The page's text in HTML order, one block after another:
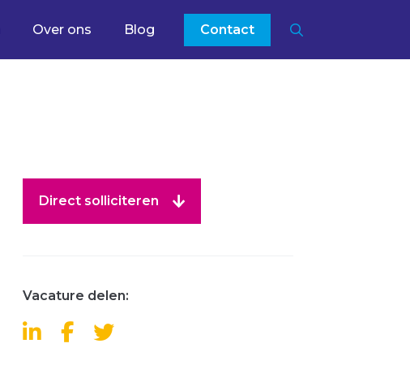
Over ons Blog Contact
Direct solliciteren
Vacature delen: